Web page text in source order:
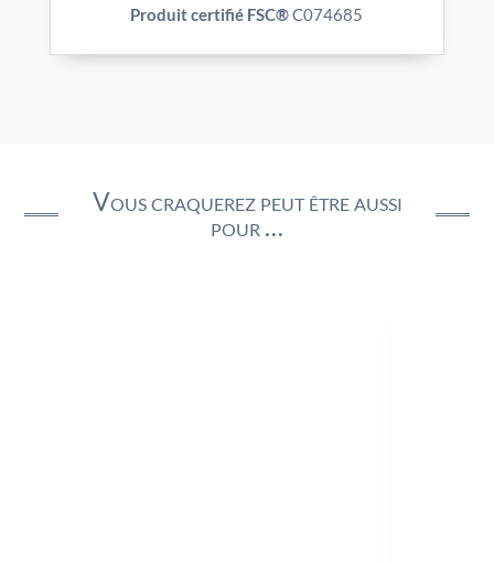
Produit certifié FSC®C074685
Vous craquerez peut être aussi
pour …